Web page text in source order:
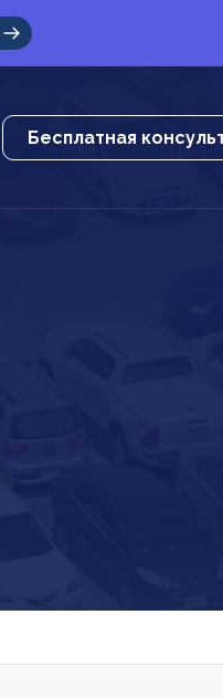
Бесплатная